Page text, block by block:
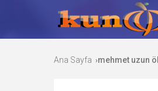
Ana Sayfa ›mehmet uzun